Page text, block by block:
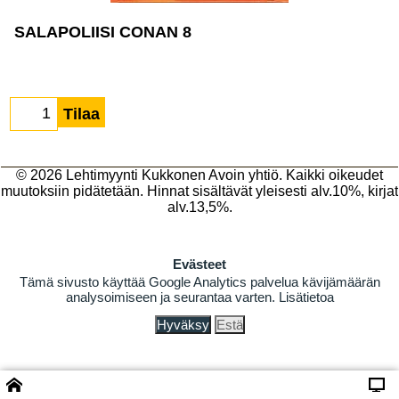
SALAPOLIISI CONAN 8
Tilaa
© 2026 Lehtimyynti Kukkonen Avoin yhtiö. Kaikki oikeudet
muutoksiin pidätetään. Hinnat sisältävät yleisesti alv.10%, kirjat
alv.13,5%.
Evästeet
Tämä sivusto käyttää Google Analytics palvelua kävijämäärän
analysoimiseen ja seurantaa varten. Lisätietoa
Hyväksy Estä